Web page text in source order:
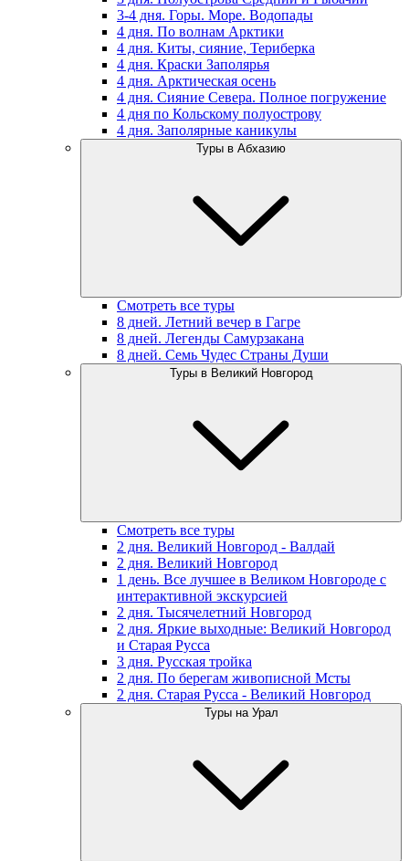
3-4 дня. Горы. Море. Водопады
4 дня. По волнам Арктики
4 дня. Киты, сияние, Териберка
4 дня. Краски Заполярья
4 дня. Арктическая осень
4 дня. Сияние Севера. Полное погружение
4 дня по Кольскому полуострову
4 дня. Заполярные каникулы
Туры в Абхазию
Смотреть все туры
8 дней. Летний вечер в Гагре
8 дней. Легенды Самурзакана
8 дней. Семь Чудес Страны Души
Туры в Великий Новгород
Смотреть все туры
2 дня. Великий Новгород - Валдай
2 дня. Великий Новгород
1 день. Все лучшее в Великом Новгороде с
интерактивной экскурсией
2 дня. Тысячелетний Новгород
2 дня. Яркие выходные: Великий Новгород
и Старая Русса
3 дня. Русская тройка
2 дня. По берегам живописной Мсты
2 дня. Старая Русса - Великий Новгород
Туры на Урал